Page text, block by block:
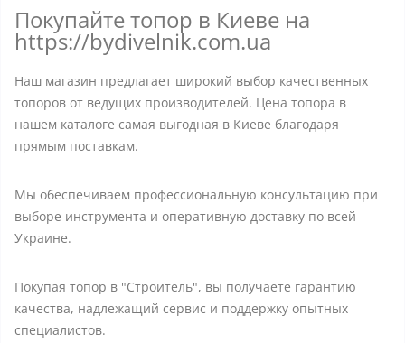
Покупайте топор в Киеве на
https://bydivelnik.com.ua
Наш магазин предлагает широкий выбор качественных
топоров от ведущих производителей. Цена топора в
нашем каталоге самая выгодная в Киеве благодаря
прямым поставкам.
Мы обеспечиваем профессиональную консультацию при
выборе инструмента и оперативную доставку по всей
Украине.
Покупая топор в "Строитель", вы получаете гарантию
качества, надлежащий сервис и поддержку опытных
специалистов.